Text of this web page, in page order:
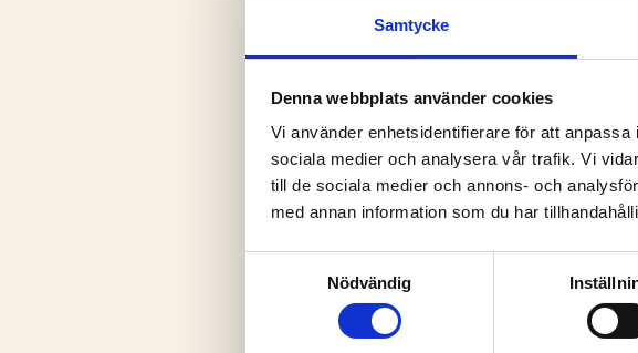
Samtycke
Denna webbplats använder cookies
Vi använder enhetsidentifierare för att
sociala medier och analysera vår trafik. Vi
till de sociala medier och annons- och
med annan information som du har
Nödvändig
Vem kan skapa ett